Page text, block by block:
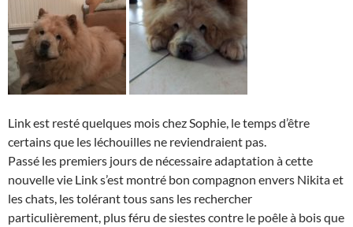
Link est resté quelques mois chez Sophie, le temps d’être
certains que les léchouilles ne reviendraient pas.
Passé les premiers jours de nécessaire adaptation à cette
nouvelle vie Link s’est montré bon compagnon envers Nikita et
les chats, les tolérant tous sans les rechercher
particulièrement, plus féru de siestes contre le poêle à bois que